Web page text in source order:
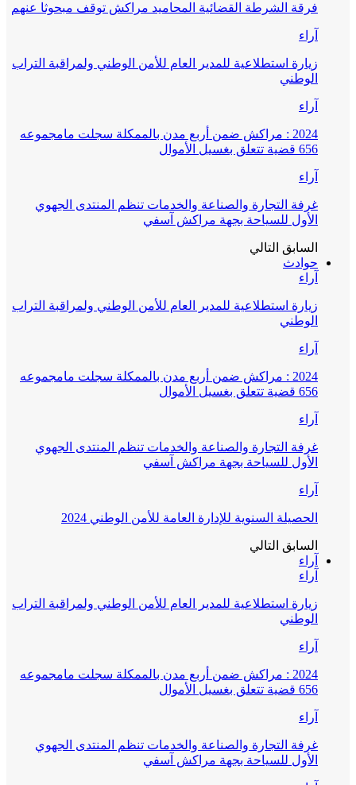
فرقة الشرطة القضائية المحاميد مراكش توقف مبحوثا عنهم
آراء
زيارة استطلاعية للمدير العام للأمن الوطني ولمراقبة التراب
الوطني
آراء
2024 : مراكش ضمن أربع مدن بالممكلة سجلت مامجموعه
656 قضية تتعلق بغسيل الأموال
آراء
غرفة التجارة والصناعة والخدمات تنظم المنتدى الجهوي
الأول للسياحة بجهة مراكش آسفي
السابق التالي
حوادث
آراء
زيارة استطلاعية للمدير العام للأمن الوطني ولمراقبة التراب
الوطني
آراء
2024 : مراكش ضمن أربع مدن بالممكلة سجلت مامجموعه
656 قضية تتعلق بغسيل الأموال
آراء
غرفة التجارة والصناعة والخدمات تنظم المنتدى الجهوي
الأول للسياحة بجهة مراكش آسفي
آراء
الحصيلة السنوية للإدارة العامة للأمن الوطني 2024
السابق التالي
آراء
آراء
زيارة استطلاعية للمدير العام للأمن الوطني ولمراقبة التراب
الوطني
آراء
2024 : مراكش ضمن أربع مدن بالممكلة سجلت مامجموعه
656 قضية تتعلق بغسيل الأموال
آراء
غرفة التجارة والصناعة والخدمات تنظم المنتدى الجهوي
الأول للسياحة بجهة مراكش آسفي